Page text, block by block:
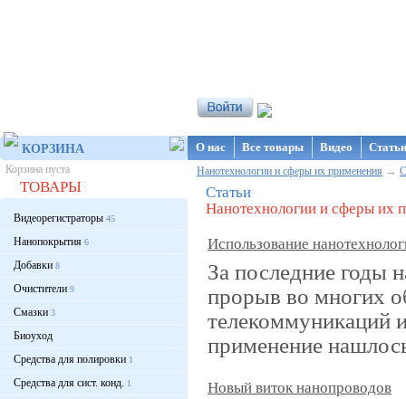
КОРЗИНА
Корзина пуста
ТОВАРЫ
Видеорегистраторы 45
Нанопокрытия 6
Добавки 8
Очистители 9
Смазки 3
Биоуход
Средства для полировки 1
Средства для сист. конд. 1
О нас Все товары Видео
Нанотехнологии и сферы их применения →
Статьи
Нанотехнологии и сферы их
Использование
За последние годы
прорыв во многих
телекоммуникаций
применение
Новый виток нанопроводов